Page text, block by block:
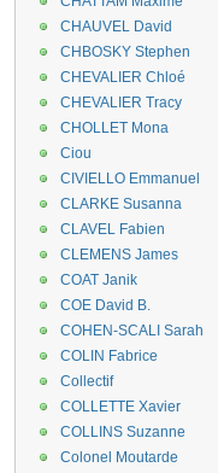
CHAUVEL David
CHBOSKY Stephen
CHEVALIER Chloé
CHEVALIER Tracy
CHOLLET Mona
Ciou
CIVIELLO Emmanuel
CLARKE Susanna
CLAVEL Fabien
CLEMENS James
COAT Janik
COE David B.
COHEN-SCALI Sarah
COLIN Fabrice
Collectif
COLLETTE Xavier
COLLINS Suzanne
Colonel Moutarde